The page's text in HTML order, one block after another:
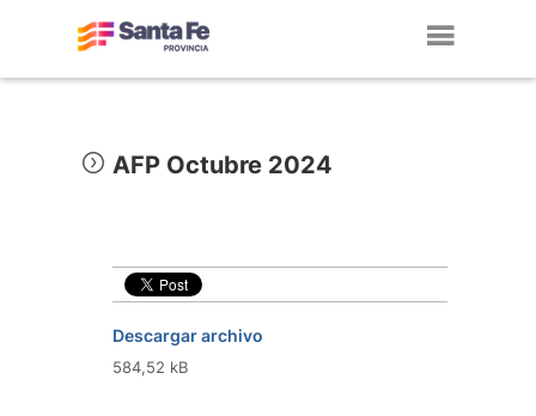
AFP Octubre 2024
Descargar archivo
584,52 kB